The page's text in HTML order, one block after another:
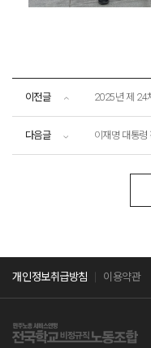
이전글 2025년 제 24
다음글
개인정보취급방침 이용약관
민주노총
전교조